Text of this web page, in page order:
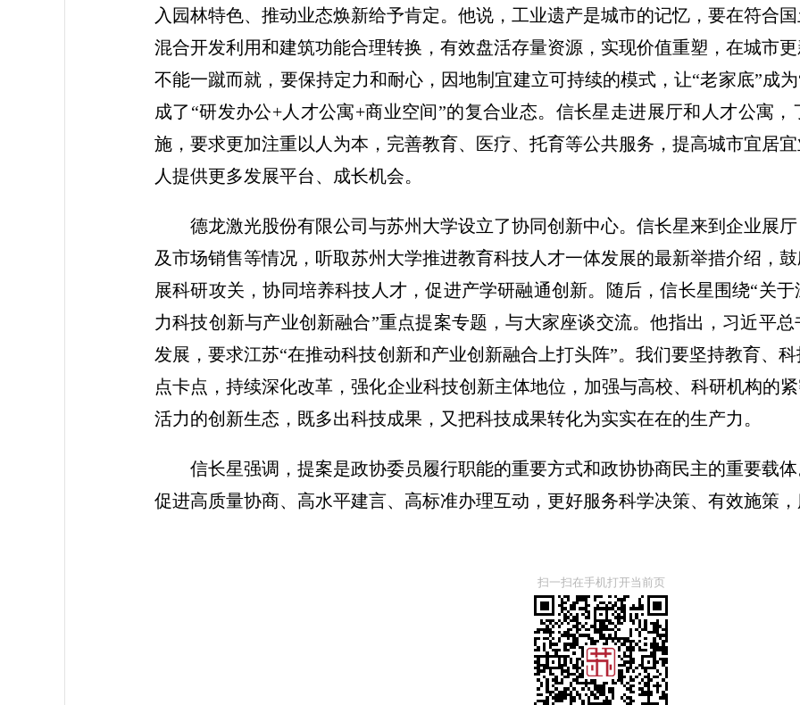
入园林特色、推动业态焕新给予肯定。他说，工业遗产是城市的记忆，要在符合
混合开发利用和建筑功能合理转换，有效盘活存量资源，实现价值重塑，在城市
不能一蹴而就，要保持定力和耐心，因地制宜建立可持续的模式，让“老家底”成
成了“研发办公+人才公寓+商业空间”的复合业态。信长星走进展厅和人才公寓
施，要求更加注重以人为本，完善教育、医疗、托育等公共服务，提高城市宜居
人提供更多发展平台、成长机会。
德龙激光股份有限公司与苏州大学设立了协同创新中心。信长星来到企业展
及市场销售等情况，听取苏州大学推进教育科技人才一体发展的最新举措介绍，
展科研攻关，协同培养科技人才，促进产学研融通创新。随后，信长星围绕“关
力科技创新与产业创新融合”重点提案专题，与大家座谈交流。他指出，习近平
发展，要求江苏“在推动科技创新和产业创新融合上打头阵”。我们要坚持教育、
点卡点，持续深化改革，强化企业科技创新主体地位，加强与高校、科研机构的
活力的创新生态，既多出科技成果，又把科技成果转化为实实在在的生产力。
信长星强调，提案是政协委员履行职能的重要方式和政协协商民主的重要载
促进高质量协商、高水平建言、高标准办理互动，更好服务科学决策、有效施策
扫一扫在手机打开当前页